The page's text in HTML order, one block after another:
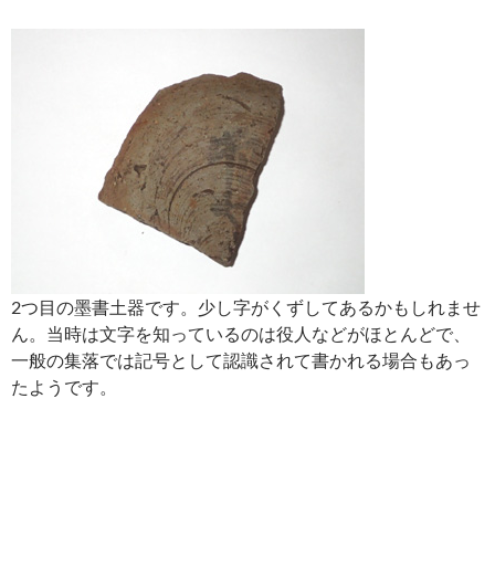
2つ目の墨書土器です。少し字がくずしてあるかもしれませ
ん。当時は文字を知っているのは役人などがほとんどで、
一般の集落では記号として認識されて書かれる場合もあっ
たようです。